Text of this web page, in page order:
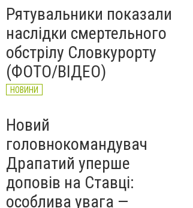
Рятувальники показали
наслідки смертельного
обстрілу Словкурорту
(ФОТО/ВІДЕО)
НОВИНИ
Новий
головнокомандувач
Драпатий уперше
доповів на Ставці:
особлива увага —